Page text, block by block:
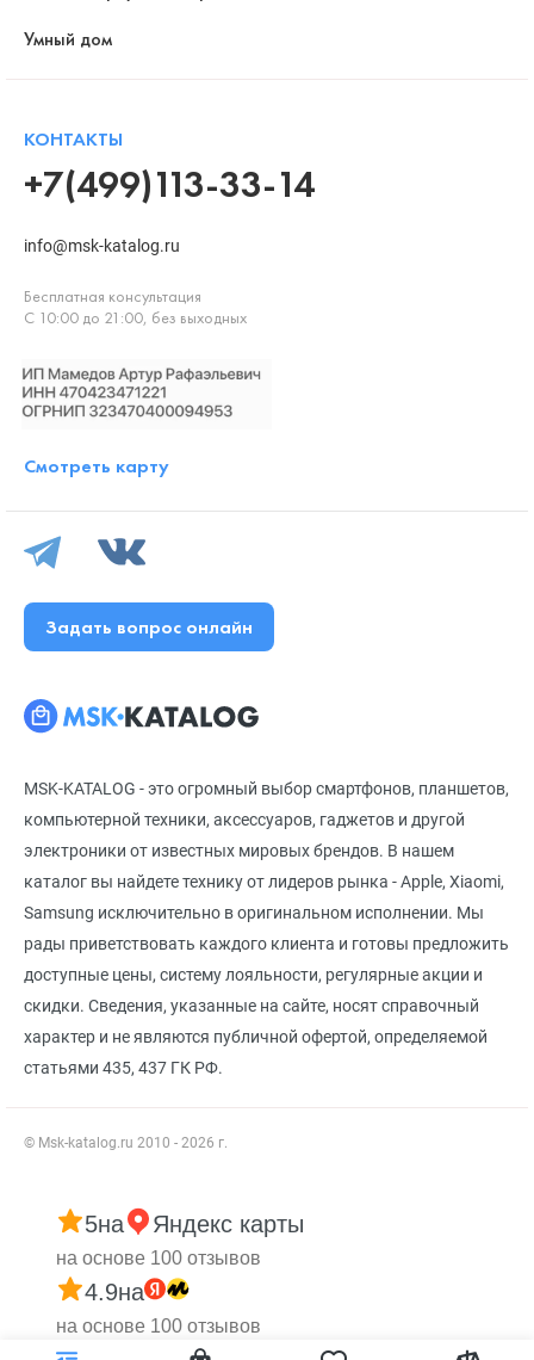
MSK-KATALOG - это огромный выбор смартфонов, планшетов,
компьютерной техники, аксессуаров, гаджетов и другой
электроники от известных мировых брендов. В нашем
каталог вы найдете технику от лидеров рынка - Apple, Xiaomi,
Samsung исключительно в оригинальном исполнении. Мы
рады приветствовать каждого клиента и готовы предложить
доступные цены, систему лояльности, регулярные акции и
скидки. Сведения, указанные на сайте, носят справочный
характер и не являются публичной офертой, определяемой
статьями 435, 437 ГК РФ.
© Msk-katalog.ru 2010 - 2026 г.
Умный дом
КОНТАКТЫ
+7(499)113-33-14
info@msk-katalog.ru
Бесплатная консультация
С 10:00 до 21:00, без выходных
Смотреть карту
Задать вопрос онлайн
5на Яндекс карты
на основе 100 отзывов
4.9на
на основе 100 отзывов